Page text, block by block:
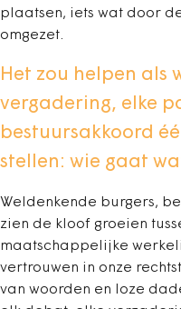
plaatsen, iets wat door
omgezet.
Het zou helpen als
vergadering, elke
bestuursakkoord
stellen: wie gaat
Weldenkende burgers,
zien de kloof groeien
maatschappelijke
vertrouwen in onze
van woorden en loze